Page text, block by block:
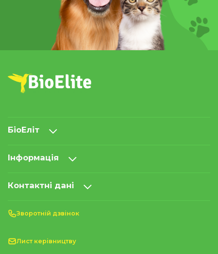
БіоЕліт
Інформація
Контактні дані
Зворотній дзвінок
Лист керівництву